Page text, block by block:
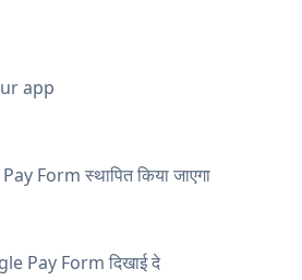
app
Form स्थापित किया जाएगा
Pay Form दिखाई दे